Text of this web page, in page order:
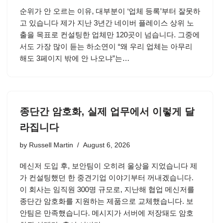
순위가 안 오르는 이유, 대부분이 ‘업체 등록’부터 잘못하
고 있습니다 제가 지난 3년간 네이버 플레이스 상위 노
출을 목표로 컨설팅한 업체만 120곳이 넘습니다. 그중에
서도 가장 많이 듣는 하소연이 “왜 우리 업체는 아무리
해도 3페이지 밖에 안 나오냐”는…
종단간 암호화, 실제 업무에서 이렇게 달
라집니다
by Russell Martin August 6, 2026
메신저 도입 후, 보안팀이 오히려 울상을 지었습니다 제
가 컨설팅했던 한 중견기업 이야기부터 꺼내겠습니다.
이 회사는 임직원 300명 규모로, 지난해 협업 메신저를
종단간 암호화를 지원하는 제품으로 교체했습니다. 보
안팀은 만족했습니다. 메시지가 서버에 저장돼도 암호